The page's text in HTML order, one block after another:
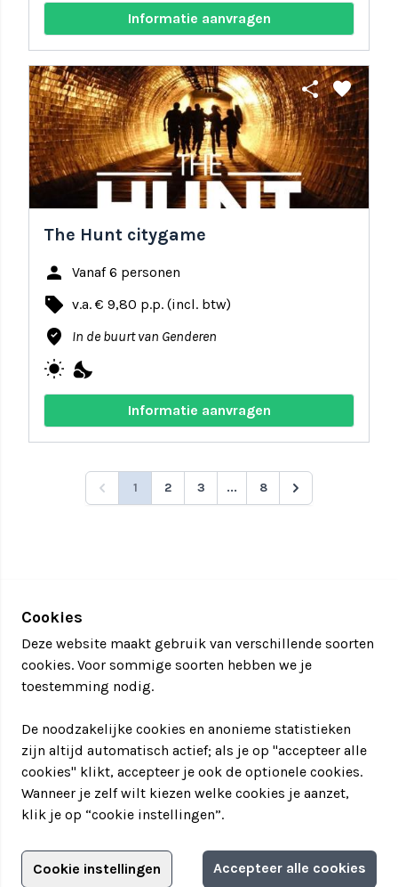
Filter jouw teamuitstapje!
Informatie aanvragen
share favorite
The Hunt citygame
person Vanaf 6 personen
local_offer v.a. € 9,80 p.p. (incl. btw)
where_to_vote In de buurt van Genderen
wb_sunny nights_stay
Informatie aanvragen
1 2 3 ... 8
Adverteren?
Cookies
Deze website maakt gebruik van verschillende soorten
cookies. Voor sommige soorten hebben we je
toestemming nodig.
De noodzakelijke cookies en anonieme statistieken
zijn altijd automatisch actief; als je op "accepteer alle
cookies" klikt, accepteer je ook de optionele cookies.
Wanneer je zelf wilt kiezen welke cookies je aanzet,
klik je op “cookie instellingen”.
Cookie instellingen Accepteer alle cookies